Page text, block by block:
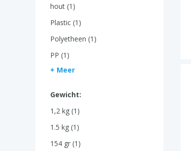
hout (1)
Plastic (1)
Polyetheen (1)
PP (1)
+ Meer
Gewicht:
1,2 kg (1)
1.5 kg (1)
154 gr (1)